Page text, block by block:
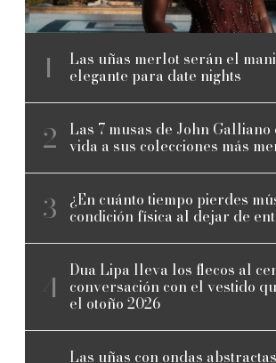
Las uñas merlot serán el
elegante para date nights
Las 7 musas de John
vida a sus colecciones más
¿En cuánto tiempo pierdes
condición física al dejar de
Dua Lipa lleva los flecos al
conversación con el vestido
el otoño 2026
Las uñas con ondas